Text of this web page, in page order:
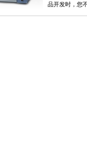
品开发时，您